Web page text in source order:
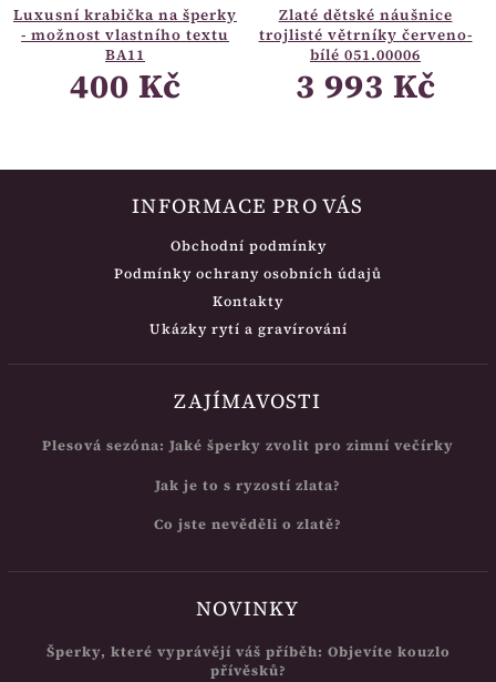
Luxusní krabička na šperky
- možnost vlastního textu
BA11
400 Kč
Zlaté dětské náušnice
trojlisté větrníky červeno-
bílé 051.00006
3 993 Kč
INFORMACE PRO VÁS
Obchodní podmínky
Podmínky ochrany osobních údajů
Kontakty
Ukázky rytí a gravírování
ZAJÍMAVOSTI
Plesová sezóna: Jaké šperky zvolit pro zimní večírky
Jak je to s ryzostí zlata?
Co jste nevěděli o zlatě?
NOVINKY
Šperky, které vyprávějí váš příběh: Objevíte kouzlo
přívěsků?